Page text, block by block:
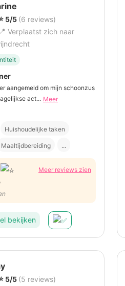
5/5 (6 reviews)
Verplaatst zich naar
aangemeld om mijn schoonzus
act... Meer
Huishoudelijke taken
Maaltijdbereiding ...
Meer reviews zien
bekijken
5/5 (5 reviews)